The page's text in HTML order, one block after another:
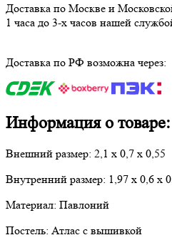
Доставка по Москве и
1 часа до 3-х часов нашей
Доставка по РФ возможна через:
Информация о товаре:
Внешний размер: 2,1 х 0,7 х 0,55
Внутренний размер: 1,97 х 0,6 х
Материал: Павлоний
Постель: Атлас с вышивкой